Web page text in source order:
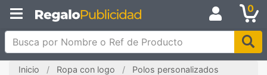
0
Busca por Nombre o Ref de Producto
Inicio Ropa con logo Polos personalizados